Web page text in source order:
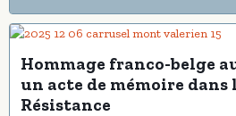
Hommage franco-belge
un acte de mémoire dans
Résistance